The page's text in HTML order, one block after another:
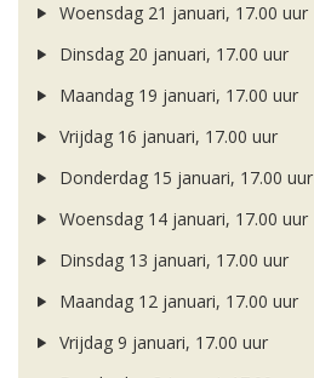
Woensdag 21 januari, 17.00 uur
Dinsdag 20 januari, 17.00 uur
Maandag 19 januari, 17.00 uur
Vrijdag 16 januari, 17.00 uur
Donderdag 15 januari, 17.00 uur
Woensdag 14 januari, 17.00 uur
Dinsdag 13 januari, 17.00 uur
Maandag 12 januari, 17.00 uur
Vrijdag 9 januari, 17.00 uur